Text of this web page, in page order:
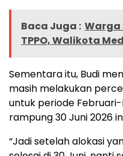
Baca Juga : Warga
TPPO, Walikota
Sementara itu, Budi
masih melakukan
untuk periode
rampung 30 Juni 2026
“Jadi setelah alokasi